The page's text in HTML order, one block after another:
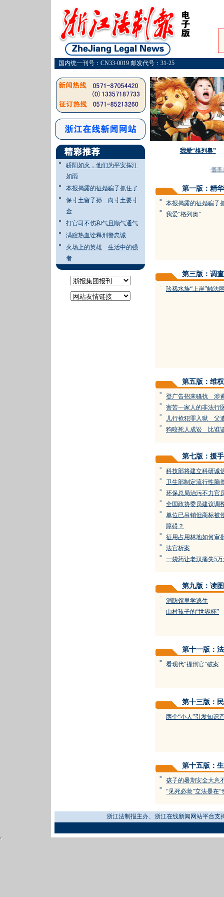
国内统一刊号：CN33-0019 邮发代号：31-25
骄阳如火，他们为平安挥汗
如雨
本报揭露的征婚骗子抓住了
保寸土留子孙 向寸土要寸
金
打官司不伤和气且顺气通气
满腔热血诠释刑警忠诚
火场上的英雄 生活中的强
者
我爱“格列奥”
答不
第一版：精
= 本报揭露的征婚骗子
= 我爱“格列奥”
第三版：调查
= 珍稀水族“上岸”触法
第五版：维权
= 登广告招来骚扰 涉
= 害苦一家人的非法行
= 儿行抢犯罪入狱 父
= 狗咬死人成讼 比谁
第七版：援手
= 科技部将建立科研诚
= 卫生部制定流行性脑
= 环保总局治污不力官
= 全国政协委员建议调
=
单位已吊销但商标被
障碍？
= 征用占用林地如何审
= 法官析案
= 一袋药让老汉痛失5
第九版：读图
= 消防馆里学逃生
= 山村孩子的“世界杯”
第十一版：
= 看现代“提刑官”破案
第十三版：
= 两个“小人”引发知识
第十五版：
= 孩子的暑期安全大意
= “见死必救”立法是在“
浙江法制报主办、浙江在线新闻网站平台